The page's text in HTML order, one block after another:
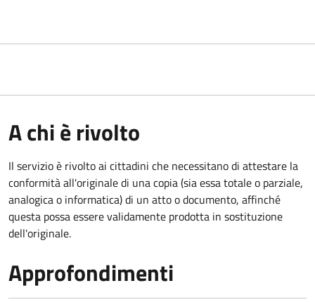
A chi è rivolto
Il servizio è rivolto ai cittadini che necessitano di attestare la
conformità all'originale di una copia (sia essa totale o parziale,
analogica o informatica) di un atto o documento, affinché
questa possa essere validamente prodotta in sostituzione
dell'originale.
Approfondimenti